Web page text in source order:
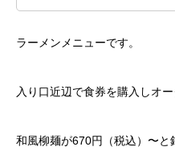
ラーメンメニューです。
入り口近辺で食券を購入しオ
和風柳麺が670円（税込）〜